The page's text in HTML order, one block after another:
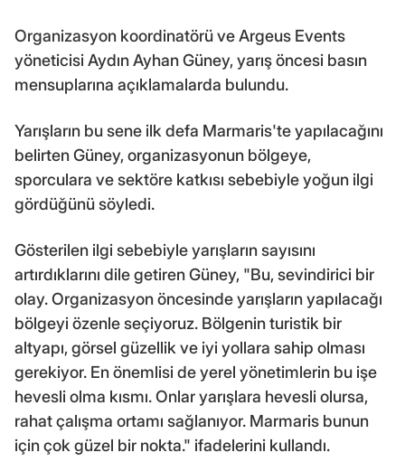
Organizasyon koordinatörü ve Argeus Events
yöneticisi Aydın Ayhan Güney, yarış öncesi basın
mensuplarına açıklamalarda bulundu.
Yarışların bu sene ilk defa Marmaris'te yapılacağını
belirten Güney, organizasyonun bölgeye,
sporculara ve sektöre katkısı sebebiyle yoğun ilgi
gördüğünü söyledi.
Gösterilen ilgi sebebiyle yarışların sayısını
artırdıklarını dile getiren Güney, "Bu, sevindirici bir
olay. Organizasyon öncesinde yarışların yapılacağı
bölgeyi özenle seçiyoruz. Bölgenin turistik bir
altyapı, görsel güzellik ve iyi yollara sahip olması
gerekiyor. En önemlisi de yerel yönetimlerin bu işe
hevesli olma kısmı. Onlar yarışlara hevesli olursa,
rahat çalışma ortamı sağlanıyor. Marmaris bunun
için çok güzel bir nokta." ifadelerini kullandı.